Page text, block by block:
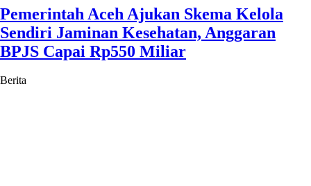
Pemerintah Aceh Ajukan Skema Kelola
Sendiri Jaminan Kesehatan, Anggaran
BPJS Capai Rp550 Miliar
Berita